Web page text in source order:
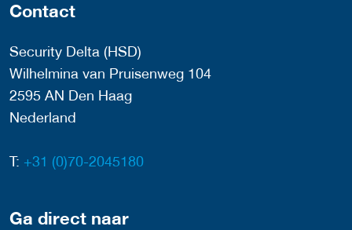
Contact
Security Delta (HSD)
Wilhelmina van Pruisenweg 104
2595 AN Den Haag
Nederland
T: +31 (0)70-2045180
Ga direct naar